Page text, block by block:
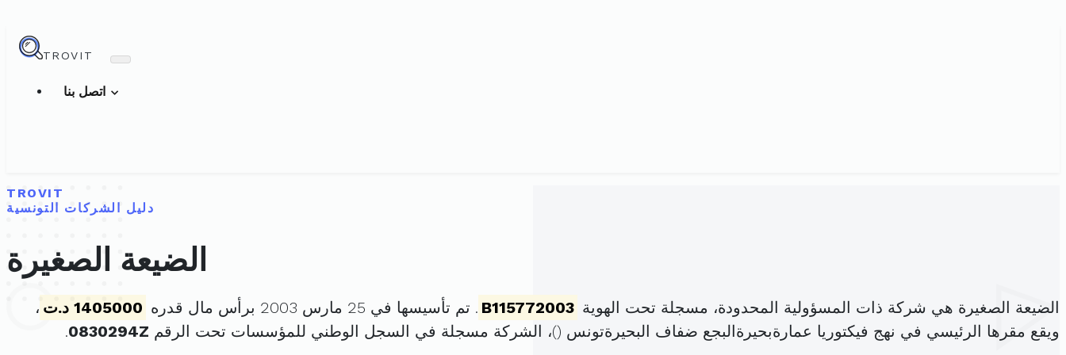
TROVIT
TROVIT
دليل الشركات التونسية
الضيعة الصغيرة
الضيعة الصغيرة هي شركة ذات المسؤولية المحدودة، مسجلة تحت الهوية B115772003 . تم تأسيسها في 25 مارس 2003 برأس مال قدره 1405000 د.ت
،
ويقع مقرها الرئيسي في نهج فيكتوريا عمارةبحيرةالبجع ضفاف البحيرةتونس ()، الشركة مسجلة في السجل الوطني للمؤسسات تحت الرقم 0830294Z
.